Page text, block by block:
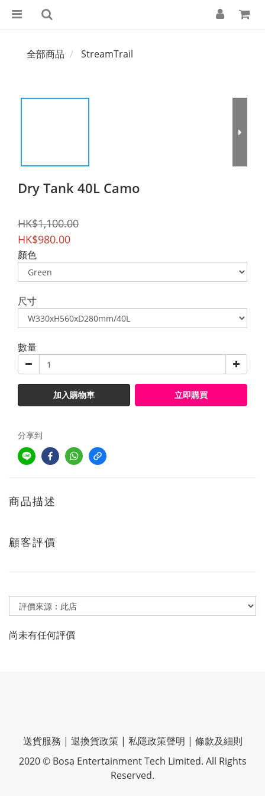
全部商品 StreamTrail
Dry Tank 40L Camo
HK$1,100.00
HK$980.00
顏色
尺寸
數量
加入購物車 立即購買
分享到
商品描述
顧客評價
尚未有任何評價
送貨服務 | 退換貨政策| 私隱政策聲明 | 條款及細則
2020 © Bosa Entertainment Tech Limited. All Rights
Reserved.